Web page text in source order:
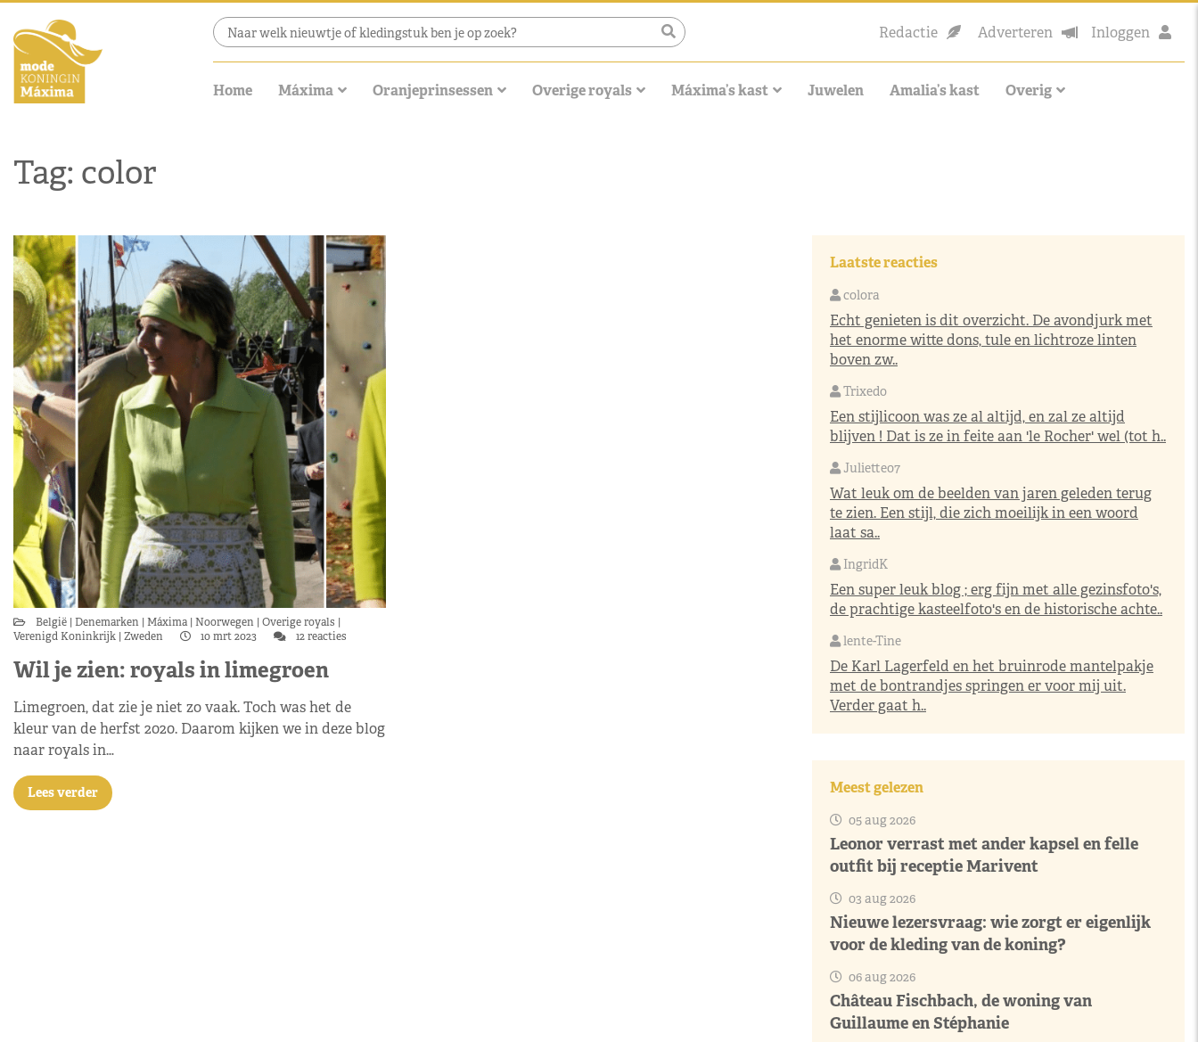
Redactie Adverteren Inloggen
Home Máxima Oranjeprinsessen Overige royals Máxima’s kast Juwelen Amalia’s kast Overig
Tag: color
België Denemarken Máxima Noorwegen Overige royals
Verenigd Koninkrijk Zweden 10 mrt 2023 12 reacties
Wil je zien: royals in limegroen
Limegroen, dat zie je niet zo vaak. Toch was het de
kleur van de herfst 2020. Daarom kijken we in deze blog
naar royals in…
Lees verder
Laatste reacties
colora
Echt genieten is dit overzicht. De avondjurk met
het enorme witte dons, tule en lichtroze linten
boven zw..
Trixedo
Een stijlicoon was ze al altijd, en zal ze altijd
blijven ! Dat is ze in feite aan 'le Rocher' wel (tot h..
Juliette07
Wat leuk om de beelden van jaren geleden terug
te zien. Een stijl, die zich moeilijk in een woord
laat sa..
IngridK
Een super leuk blog ; erg fijn met alle gezinsfoto's,
de prachtige kasteelfoto's en de historische achte..
lente-Tine
De Karl Lagerfeld en het bruinrode mantelpakje
met de bontrandjes springen er voor mij uit.
Verder gaat h..
Meest gelezen
05 aug 2026
Leonor verrast met ander kapsel en felle
outfit bij receptie Marivent
03 aug 2026
Nieuwe lezersvraag: wie zorgt er eigenlijk
voor de kleding van de koning?
06 aug 2026
Château Fischbach, de woning van
Guillaume en Stéphanie